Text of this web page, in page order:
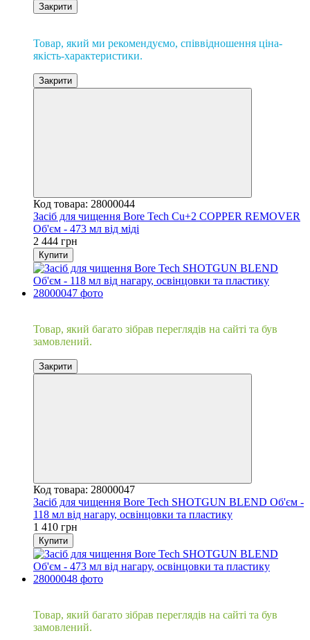
Закрити
Товар, який ми рекомендуємо, співвідношення ціна-
якість-характеристики.
Закрити
Код товара: 28000044
Засіб для чищення Bore Tech Cu+2 COPPER REMOVER
Об'єм - 473 мл від міді
2 444 грн
Купити
Товар, який багато зібрав переглядів на сайті та був
замовлений.
Закрити
Код товара: 28000047
Засіб для чищення Bore Tech SHOTGUN BLEND Об'єм -
118 мл від нагару, освінцовки та пластику
1 410 грн
Купити
Товар, який багато зібрав переглядів на сайті та був
замовлений.